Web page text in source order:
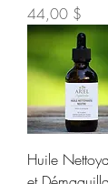
Prix
44,00 $
Huile